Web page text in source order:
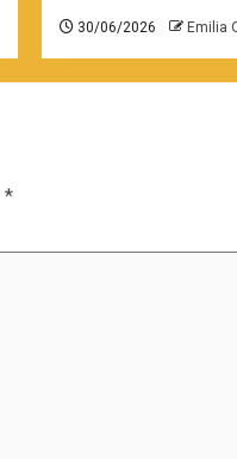
30/06/2026 Emilia
*